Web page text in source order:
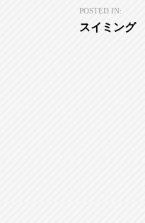
POSTED IN:
スイミング